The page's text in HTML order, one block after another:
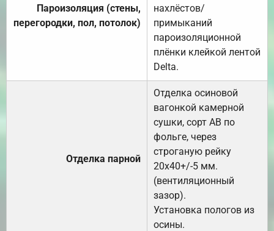
Пароизоляция (стены,
перегородки, пол, потолок)
нахлёстов/
примыканий
пароизоляционной
плёнки клейкой лентой
Delta.
Отделка парной
Отделка осиновой
вагонкой камерной
сушки, сорт АВ по
фольге, через
строганую рейку
20х40+/-5 мм.
(вентиляционный
зазор).
Установка пологов из
осины.